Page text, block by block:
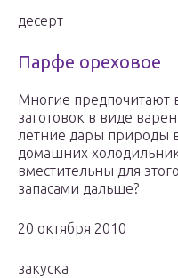
десерт
Парфе ореховое
Многие предпочитают
заготовок в виде
летние дары природы
домашних
вместительны для
запасами дальше?
20 октября 2010
закуска